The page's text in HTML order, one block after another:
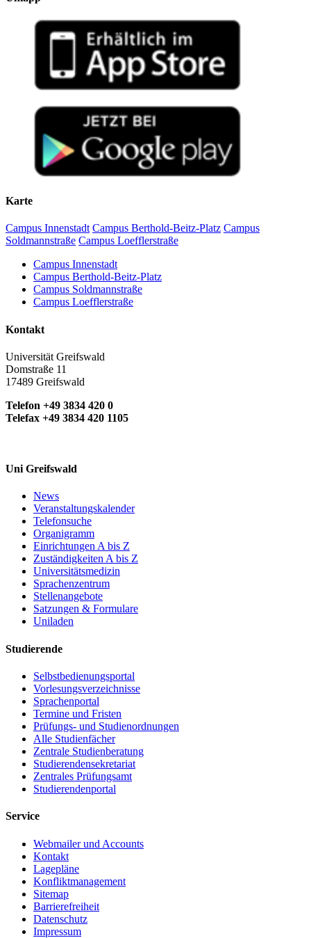
Karte
Campus Innenstadt Campus Berthold-Beitz-Platz Campus
Soldmannstraße Campus Loefflerstraße
Campus Innenstadt
Campus Berthold-Beitz-Platz
Campus Soldmannstraße
Campus Loefflerstraße
Kontakt
Universität Greifswald
Domstraße 11
17489 Greifswald
Telefon +49 3834 420 0
Telefax +49 3834 420 1105
Uni Greifswald
News
Veranstaltungskalender
Telefonsuche
Organigramm
Einrichtungen A bis Z
Zuständigkeiten A bis Z
Universitätsmedizin
Sprachenzentrum
Stellenangebote
Satzungen & Formulare
Uniladen
Studierende
Selbstbedienungsportal
Vorlesungsverzeichnisse
Sprachenportal
Termine und Fristen
Prüfungs- und Studienordnungen
Alle Studienfächer
Zentrale Studienberatung
Studierendensekretariat
Zentrales Prüfungsamt
Studierendenportal
Service
Webmailer und Accounts
Kontakt
Lagepläne
Konfliktmanagement
Sitemap
Barrierefreiheit
Datenschutz
Impressum